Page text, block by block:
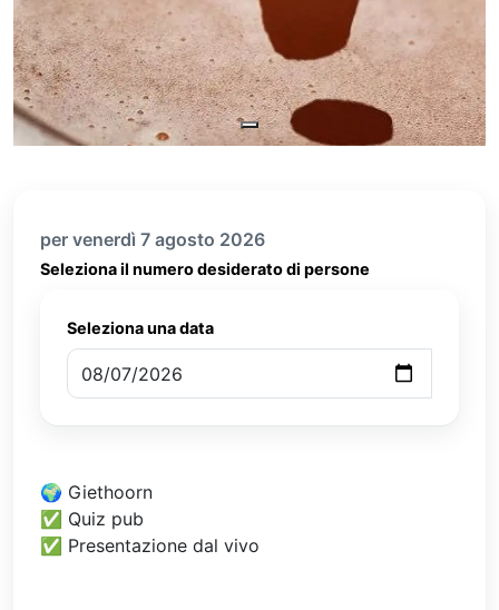
per venerdì 7 agosto 2026
Seleziona il numero desiderato di persone
Seleziona una data
🌍 Giethoorn
✅ Quiz pub
✅ Presentazione dal vivo